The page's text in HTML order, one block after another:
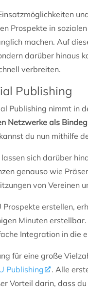
Prospekte in
machen. Auf
darüber hinaus
verbreiten.
Publishing
Publishing nimmt in
Netzwerke als
du nun mithilfe
sich darüber
genauso wie
von Vereinen
erstellen,
Minuten
Integration in die
für eine große
Publishing
. Alle
Vorteil darin, dass